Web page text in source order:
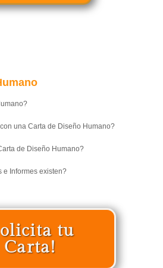
una Carta de Diseño Humano?
de Diseño Humano?
e Informes existen?
tu
Carta!